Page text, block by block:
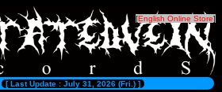
[English Online Store]
[ Last Update : July 31, 2026 (Fri.) ]